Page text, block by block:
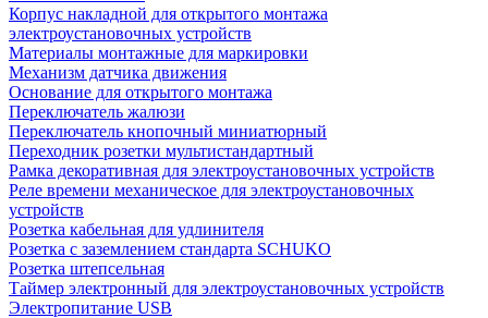
Корпус накладной для открытого монтажа
электроустановочных устройств
Материалы монтажные для маркировки
Механизм датчика движения
Основание для открытого монтажа
Переключатель жалюзи
Переключатель кнопочный миниатюрный
Переходник розетки мультистандартный
Рамка декоративная для электроустановочных устройств
Реле времени механическое для электроустановочных
устройств
Розетка кабельная для удлинителя
Розетка с заземлением стандарта SCHUKO
Розетка штепсельная
Таймер электронный для электроустановочных устройств
Электропитание USB